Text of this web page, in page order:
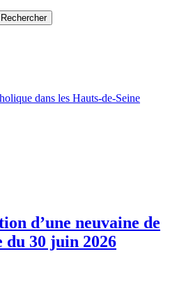
dans les Hauts-de-Seine
d’une neuvaine de
30 juin 2026